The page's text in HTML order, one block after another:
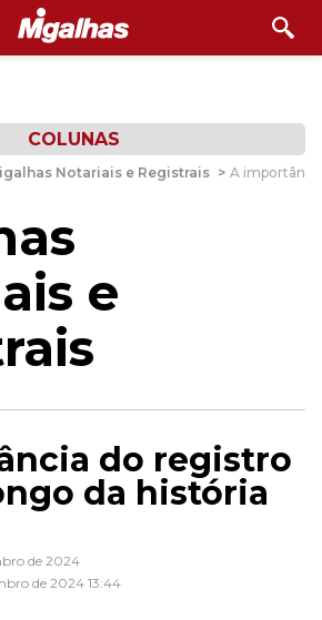
COLUNAS
Notariais e Registrais > A
e
do registro
da história
de 2024
de 2024 13:44